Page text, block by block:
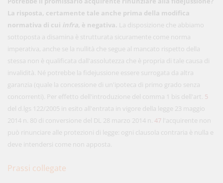
La risposta, certamente tale anche prima della modifica
normativa di cui infra, è negativa. La disposizione che abbiamo
sottoposta a disamina è strutturata sicuramente come norma
imperativa, anche se la nullità che segue al mancato rispetto della
stessa non è qualificata dall'assolutezza che è propria di tale causa di
invalidità. Né potrebbe la fidejussione essere surrogata da altra
garanzia (quale la concessione di un'ipoteca di primo grado senza
concorrenti). Per effetto dell'introduzione del comma 1 bis dell'art. 5
del d.lgs 122/2005 in esito all'entrata in vigore della legge 23 maggio
2014 n. 80 di conversione del DL 28 marzo 2014 n. 47 l'acquirente non
può rinunciare alle protezioni di legge: ogni clausola contraria è nulla e
deve intendersi come non apposta.
Prassi collegate